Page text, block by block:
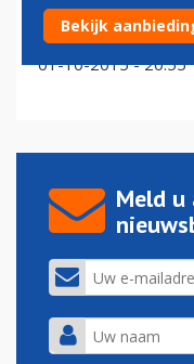
Geen Boeing 787
bezuinigingsplannen
01-10-2015 - 20:55
Meld u
Bekijk